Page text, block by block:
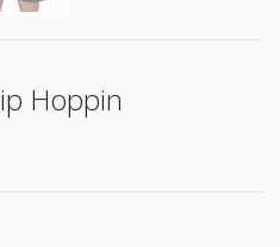
Hoppin